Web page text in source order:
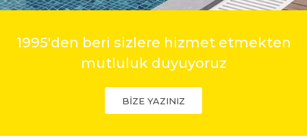
1995'den beri sizlere hizmet etmekten
mutluluk duyuyoruz
BİZE YAZINIZ